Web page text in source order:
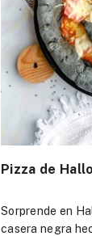
Pizza de
Sorprende en
casera negra